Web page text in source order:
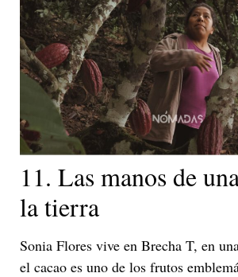
11. Las manos de
la tierra
Sonia Flores vive en Brecha T, en
el cacao es uno de los frutos